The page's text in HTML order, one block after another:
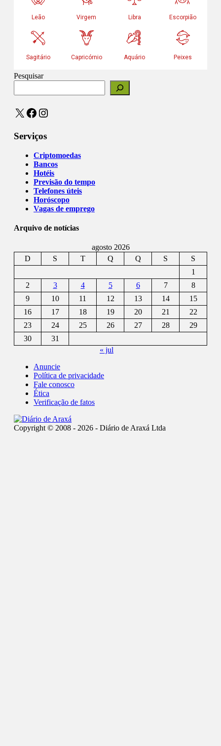
Pesquisar
X Facebook
Instagram
Serviços
Criptomoedas
Bancos
Hotéis
Previsão do tempo
Telefones úteis
Horóscopo
Vagas de emprego
Arquivo de notícias
agosto 2026
D
S T Q Q S
S
1
2
3 4 5 6 7
8
9
10 11 12 13 14
15
16
17 18 19 20 21
22
23
24 25 26 27 28
29
30
31
« jul
Anuncie
Política de privacidade
Fale conosco
Ética
Verificação de fatos
Copyright © 2008 - 2026 - Diário de Araxá Ltda